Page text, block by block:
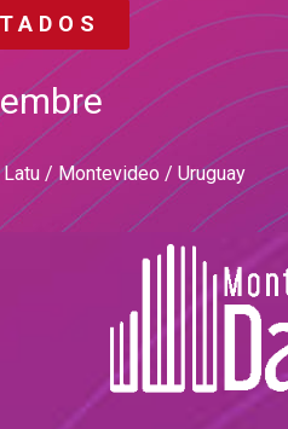
/ Montevideo / Uruguay